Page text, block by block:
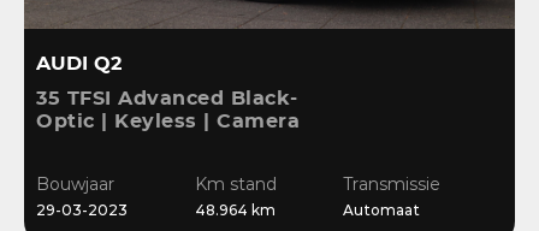
AUDI Q2
35 TFSI Advanced Black-
Optic | Keyless | Camera
Sensoren | DAB
Bouwjaar
29-03-2023
Km stand
48.964 km
Transmissie
Automaat